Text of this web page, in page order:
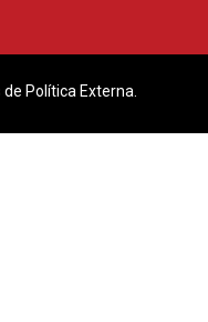
Política Externa.